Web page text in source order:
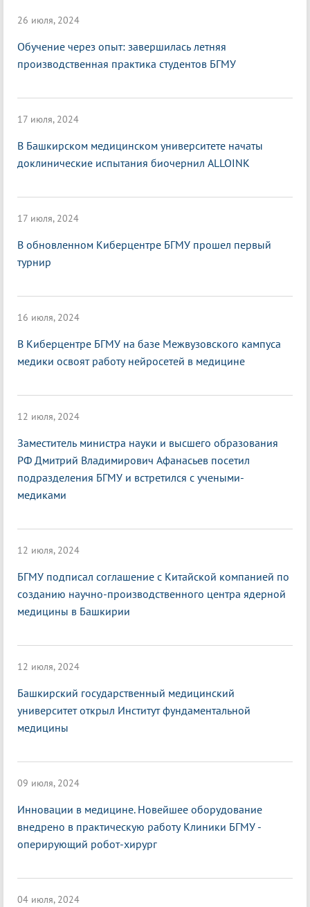
26 июля, 2024
Обучение через опыт: завершилась летняя
производственная практика студентов БГМУ
17 июля, 2024
В Башкирском медицинском университете начаты
доклинические испытания биочернил ALLOINK
17 июля, 2024
В обновленном Киберцентре БГМУ прошел первый
турнир
16 июля, 2024
В Киберцентре БГМУ на базе Межвузовского кампуса
медики освоят работу нейросетей в медицине
12 июля, 2024
Заместитель министра науки и высшего образования
РФ Дмитрий Владимирович Афанасьев посетил
подразделения БГМУ и встретился с учеными-
медиками
12 июля, 2024
БГМУ подписал соглашение с Китайской компанией по
созданию научно-производственного центра ядерной
медицины в Башкирии
12 июля, 2024
Башкирский государственный медицинский
университет открыл Институт фундаментальной
медицины
09 июля, 2024
Инновации в медицине. Новейшее оборудование
внедрено в практическую работу Клиники БГМУ -
оперирующий робот-хирург
04 июля, 2024